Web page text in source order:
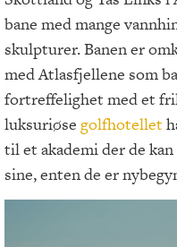
bane med mange
skulpturer. Banen er
med Atlasfjellene som
fortreffelighet med et
luksuriøse golfhotellet
til et akademi der de
sine, enten de er